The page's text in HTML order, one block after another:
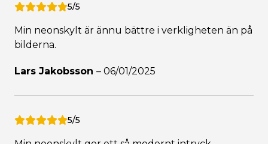
5/5
Min neonskylt är ännu bättre i verkligheten än på
bilderna.
Lars Jakobsson – 06/01/2025
5/5